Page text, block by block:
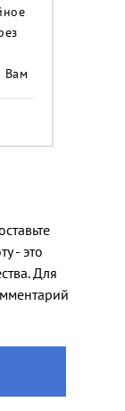
Вам
- это
Для